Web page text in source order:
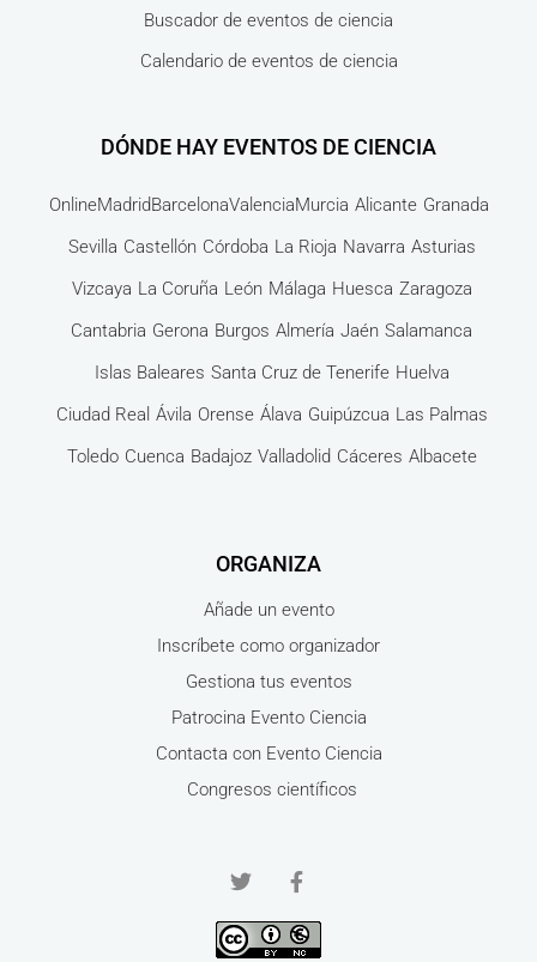
Buscador de eventos de ciencia
Calendario de eventos de ciencia
DÓNDE HAY EVENTOS DE CIENCIA
OnlineMadridBarcelonaValenciaMurcia Alicante Granada
Sevilla Castellón Córdoba La Rioja Navarra Asturias
Vizcaya La Coruña León Málaga Huesca Zaragoza
Cantabria Gerona Burgos Almería Jaén Salamanca
Islas Baleares Santa Cruz de Tenerife Huelva
Ciudad Real Ávila Orense Álava Guipúzcua Las Palmas
Toledo Cuenca Badajoz Valladolid Cáceres Albacete
ORGANIZA
Añade un evento
Inscríbete como organizador
Gestiona tus eventos
Patrocina Evento Ciencia
Contacta con Evento Ciencia
Congresos científicos